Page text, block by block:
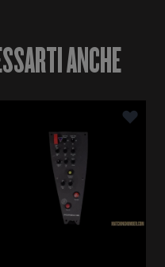
ANCHE
del carosello